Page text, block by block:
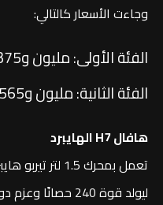
وجاءت الأسعار كالتالي:
الفئة الأولى: مليون و375 ألف جنيه
الفئة الثانية: مليون و565 ألف جنيه
هافال H7 الهايبرد
تعمل بمحرك 1.5